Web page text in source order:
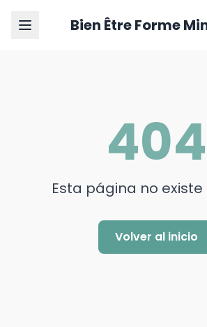
Bien Être Forme
404
Esta página no
Volver al inicio